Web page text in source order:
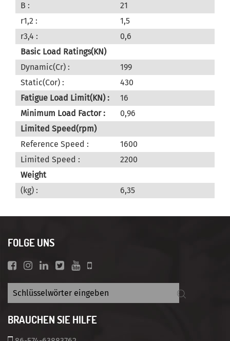
B :
21
r1,2 :
1,5
r3,4 :
0,6
Basic Load Ratings(KN)
Dynamic(Cr) :
199
Static(Cor) :
430
Fatigue Load Limit(KN) :
16
Minimum Load Factor :
0,96
Limited Speed(rpm)
Reference Speed :
1600
Limited Speed :
2200
Weight
(kg) :
6,35
FOLGE UNS
BRAUCHEN SIE HILFE